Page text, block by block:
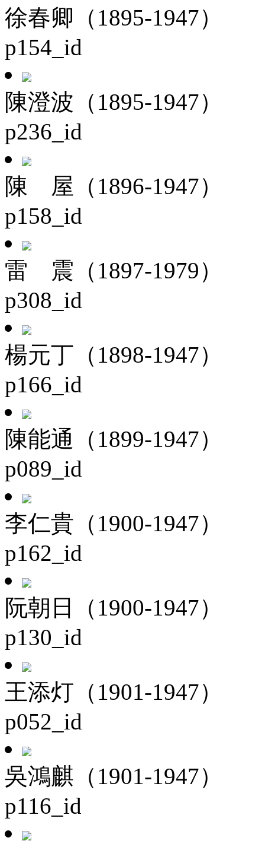
徐春卿（1895-1947）
p154_id
陳澄波（1895-1947）
p236_id
陳 屋（1896-1947）
p158_id
雷 震（1897-1979）
p308_id
楊元丁（1898-1947）
p166_id
陳能通（1899-1947）
p089_id
李仁貴（1900-1947）
p162_id
阮朝日（1900-1947）
p130_id
王添灯（1901-1947）
p052_id
吳鴻麒（1901-1947）
p116_id